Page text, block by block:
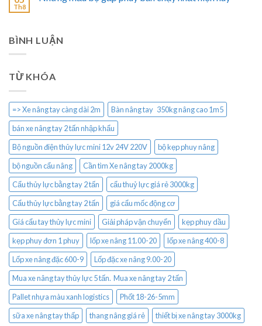
Th8
BÌNH LUẬN
TỪ KHÓA
=> Xe nâng tay càng dài 2m
Bàn nâng tay 350kg nâng cao 1m5
bán xe nâng tay 2 tấn nhập khẩu
Bộ nguồn điện thủy lực mini 12v 24V 220V
bộ kẹp phuy nâng
bộ nguồn cẩu nâng
Cần tìm Xe nâng tay 2000kg
Cẩu thủy lực bằng tay 2 tấn
cẩu thuỷ lực giá rẻ 3000kg
Cẩu thủy lực bằng tay 2 tấn
giá cẩu mốc động cơ
Giá cẩu tay thủy lực mini
Giải pháp vận chuyển
kẹp phuy dầu
kẹp phuy đơn 1 phuy
lốp xe nâng 11.00-20
lốp xe nâng 400-8
Lốp xe nâng đặc 600-9
Lốp đặc xe nâng 9.00-20
Mua xe nâng tay thủy lực 5 tấn. Mua xe nâng tay 2 tấn
Pallet nhựa màu xanh logistics
Phốt 18-26-5mm
sữa xe nâng tay thấp
thang nâng giá rẻ
thiết bị xe nâng tay 3000kg